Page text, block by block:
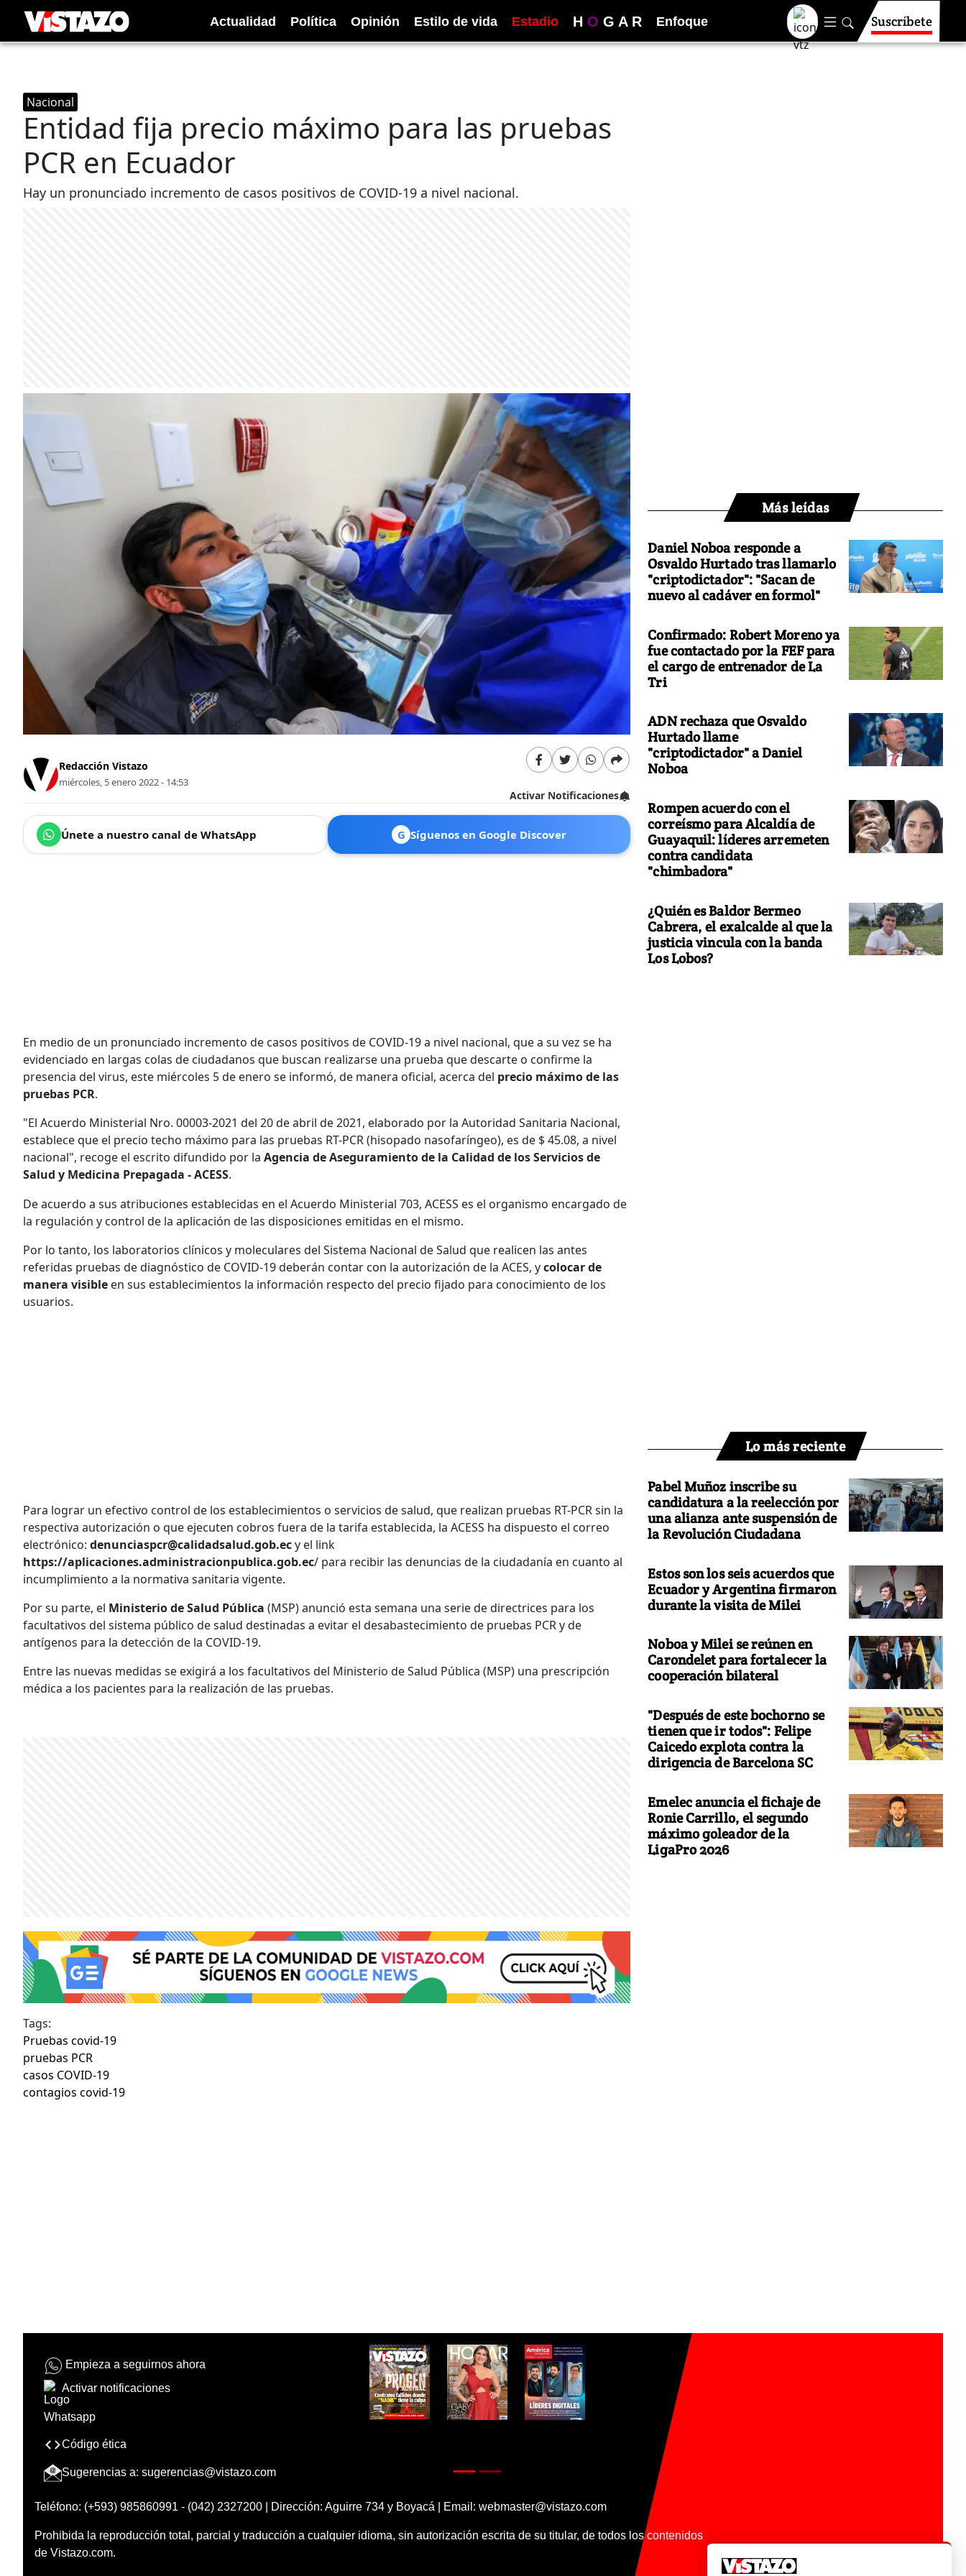
Actualidad Política Opinión Estilo de vida Estadio H O G A R Enfoque Suscríbete
Nacional
Entidad fija precio máximo para las pruebas
PCR en Ecuador
Hay un pronunciado incremento de casos positivos de COVID-19 a nivel nacional.
Redacción Vistazo
miércoles, 5 enero 2022 - 14:53
Activar Notificaciones
Únete a nuestro canal de WhatsApp G Síguenos en Google Discover
En medio de un pronunciado incremento de casos positivos de COVID-19 a nivel nacional, que a su vez se ha
evidenciado en largas colas de ciudadanos que buscan realizarse una prueba que descarte o confirme la
presencia del virus, este miércoles 5 de enero se informó, de manera oficial, acerca del precio máximo de las
pruebas PCR.
"El Acuerdo Ministerial Nro. 00003-2021 del 20 de abril de 2021, elaborado por la Autoridad Sanitaria Nacional,
establece que el precio techo máximo para las pruebas RT-PCR (hisopado nasofaríngeo), es de $ 45.08, a nivel
nacional", recoge el escrito difundido por la Agencia de Aseguramiento de la Calidad de los Servicios de
Salud y Medicina Prepagada - ACESS.
De acuerdo a sus atribuciones establecidas en el Acuerdo Ministerial 703, ACESS es el organismo encargado de
la regulación y control de la aplicación de las disposiciones emitidas en el mismo.
Por lo tanto, los laboratorios clínicos y moleculares del Sistema Nacional de Salud que realicen las antes
referidas pruebas de diagnóstico de COVID-19 deberán contar con la autorización de la ACES, ycolocar de
manera visible en sus establecimientos la información respecto del precio fijado para conocimiento de los
usuarios.
Para lograr un efectivo control de los establecimientos o servicios de salud, que realizan pruebas RT-PCR sin la
respectiva autorización o que ejecuten cobros fuera de la tarifa establecida, la ACESS ha dispuesto el correo
electrónico: denunciaspcr@calidadsalud.gob.ecy el link
https://aplicaciones.administracionpublica.gob.ec/ para recibir las denuncias de la ciudadanía en cuanto al
incumplimiento a la normativa sanitaria vigente.
Por su parte, el Ministerio de Salud Pública (MSP) anunció esta semana una serie de directrices para los
facultativos del sistema público de salud destinadas a evitar el desabastecimiento de pruebas PCR y de
antígenos para la detección de la COVID-19.
Entre las nuevas medidas se exigirá a los facultativos del Ministerio de Salud Pública (MSP) una prescripción
médica a los pacientes para la realización de las pruebas.
Tags:
Pruebas covid-19
pruebas PCR
casos COVID-19
contagios covid-19
Más leídas
Daniel Noboa responde a
Osvaldo Hurtado tras llamarlo
"criptodictador": "Sacan de
nuevo al cadáver en formol"
Confirmado: Robert Moreno ya
fue contactado por la FEF para
el cargo de entrenador de La
Tri
ADN rechaza que Osvaldo
Hurtado llame
"criptodictador" a Daniel
Noboa
Rompen acuerdo con el
correísmo para Alcaldía de
Guayaquil: líderes arremeten
contra candidata
"chimbadora"
¿Quién es Baldor Bermeo
Cabrera, el exalcalde al que la
justicia vincula con la banda
Los Lobos?
Lo más reciente
Pabel Muñoz inscribe su
candidatura a la reelección por
una alianza ante suspensión de
la Revolución Ciudadana
Estos son los seis acuerdos que
Ecuador y Argentina firmaron
durante la visita de Milei
Noboa y Milei se reúnen en
Carondelet para fortalecer la
cooperación bilateral
"Después de este bochorno se
tienen que ir todos": Felipe
Caicedo explota contra la
dirigencia de Barcelona SC
Emelec anuncia el fichaje de
Ronie Carrillo, el segundo
máximo goleador de la
LigaPro 2026
Empieza a seguirnos ahora
Activar notificaciones
Código ética
Sugerencias a: sugerencias@vistazo.com
Teléfono: (+593) 985860991 - (042) 2327200 | Dirección: Aguirre 734 y Boyacá | Email: webmaster@vistazo.com
Prohibida la reproducción total, parcial y traducción a cualquier idioma, sin autorización escrita de su titular, de todos los contenidos
de Vistazo.com.